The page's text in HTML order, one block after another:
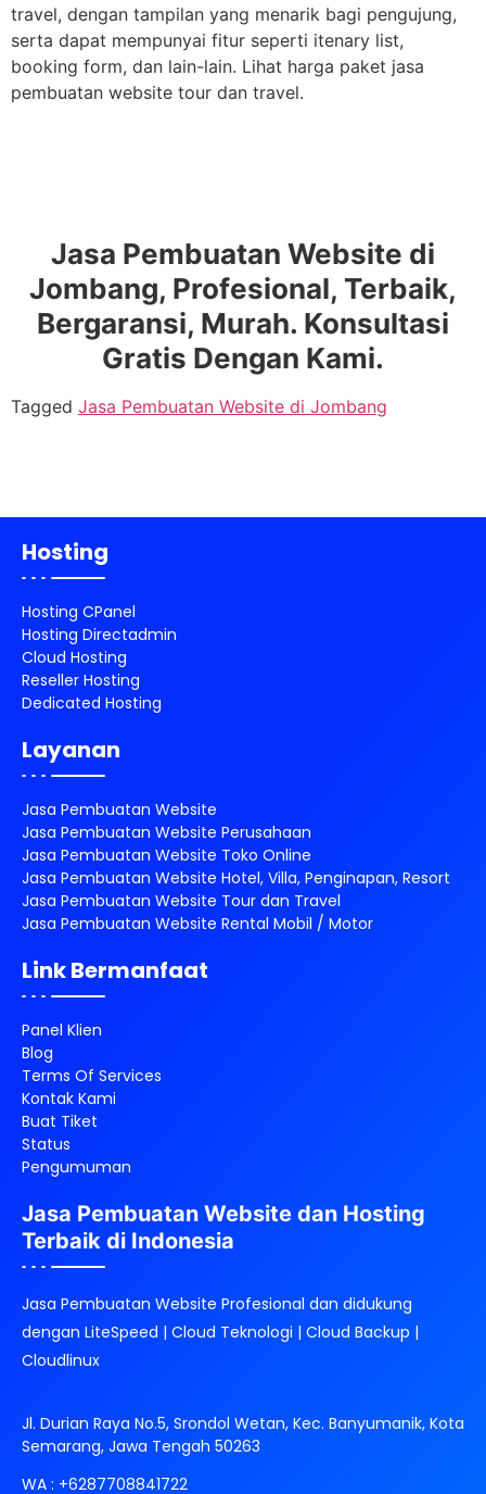
travel, dengan tampilan yang menarik bagi pengujung,
serta dapat mempunyai fitur seperti itenary list,
booking form, dan lain-lain. Lihat harga paket jasa
pembuatan website tour dan travel.
Jasa Pembuatan Website di
Jombang, Profesional, Terbaik,
Bergaransi, Murah. Konsultasi
Gratis Dengan Kami.
Tagged Jasa Pembuatan Website di Jombang
Hosting
Hosting CPanel
Hosting Directadmin
Cloud Hosting
Reseller Hosting
Dedicated Hosting
Layanan
Jasa Pembuatan Website
Jasa Pembuatan Website Perusahaan
Jasa Pembuatan Website Toko Online
Jasa Pembuatan Website Hotel, Villa, Penginapan, Resort
Jasa Pembuatan Website Tour dan Travel
Jasa Pembuatan Website Rental Mobil / Motor
Link Bermanfaat
Panel Klien
Blog
Terms Of Services
Kontak Kami
Buat Tiket
Status
Pengumuman
Jasa Pembuatan Website dan Hosting
Terbaik di Indonesia
Jasa Pembuatan Website Profesional dan didukung
dengan LiteSpeed | Cloud Teknologi | Cloud Backup |
Cloudlinux
Jl. Durian Raya No.5, Srondol Wetan, Kec. Banyumanik, Kota
Semarang, Jawa Tengah 50263
WA : +6287708841722